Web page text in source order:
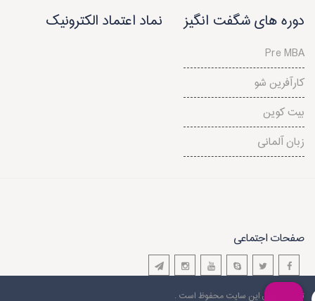
دوره های شگفت انگیز
Pre MBA
کارآفرین شو
بیت کوین
زبان آلمانی
نماد اعتماد الکترونیک
صفحات اجتماعی
تمامی حقوق این سایت محفوظ است .